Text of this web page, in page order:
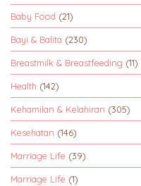
Baby Food (21)
Bayi & Balita (230)
Breastmilk & Breastfeeding (11)
Health (142)
Kehamilan & Kelahiran (305)
Kesehatan (146)
Marriage Life (39)
Marriage Life (1)